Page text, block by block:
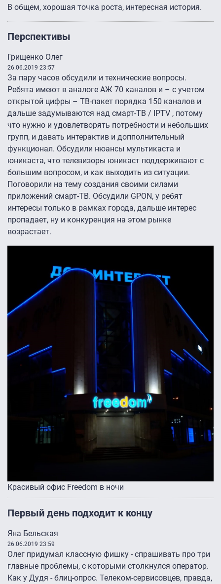
В общем, хорошая точка роста, интересная история.
Перспективы
Грищенко Олег
26.06.2019 23:57
За пару часов обсудили и технические вопросы.
Ребята имеют в аналоге АЖ 70 каналов и – с учетом
открытой цифры – ТВ-пакет порядка 150 каналов и
дальше задумываются над смарт-ТВ / IPTV , потому
что нужно и удовлетворять потребности и небольших
групп, и давать интерактив и допполнительный
функционал. Обсудили нюансы мультикаста и
юникаста, что телевизоры юникаст поддерживают с
большим вопросом, и как выходить из ситуации.
Поговорили на тему создания своими силами
приложений смарт-ТВ. Обсудили GPON, у ребят
интересы только в рамках города, дальше интерес
пропадает, ну и конкуренция на этом рынке
возрастает.
Красивый офис Freedom в ночи
Первый день подходит к концу
Яна Бельская
26.06.2019 23:59
Олег придумал классную фишку - спрашивать про три
главные проблемы, с которыми столкнулся оператор.
Как у Дудя - блиц-опрос. Телеком-сервисовцев, правда,